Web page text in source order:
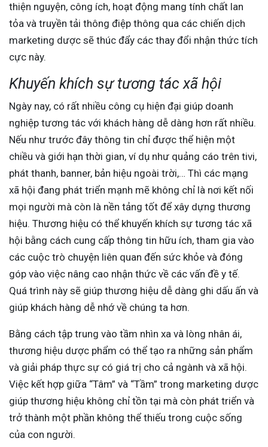
thiện nguyện, công ích, hoạt động mang tính chất lan
tỏa và truyền tải thông điệp thông qua các chiến dịch
marketing dược sẽ thúc đẩy các thay đổi nhận thức tích
cực này.
Khuyến khích sự tương tác xã hội
Ngày nay, có rất nhiều công cụ hiện đại giúp doanh
nghiệp tương tác với khách hàng dễ dàng hơn rất nhiều.
Nếu như trước đây thông tin chỉ được thể hiện một
chiều và giới hạn thời gian, ví dụ như quảng cáo trên tivi,
phát thanh, banner, bản hiệu ngoài trời,… Thì các mạng
xã hội đang phát triển mạnh mẽ không chỉ là nơi kết nối
mọi người mà còn là nền tảng tốt để xây dựng thương
hiệu. Thương hiệu có thể khuyến khích sự tương tác xã
hội bằng cách cung cấp thông tin hữu ích, tham gia vào
các cuộc trò chuyện liên quan đến sức khỏe và đóng
góp vào việc nâng cao nhận thức về các vấn đề y tế.
Quá trình này sẽ giúp thương hiệu dễ dàng ghi dấu ấn và
giúp khách hàng dễ nhớ về chúng ta hơn.
Bằng cách tập trung vào tầm nhìn xa và lòng nhân ái,
thương hiệu dược phẩm có thể tạo ra những sản phẩm
và giải pháp thực sự có giá trị cho cả ngành và xã hội.
Việc kết hợp giữa “Tâm” và “Tầm” trong marketing dược
giúp thương hiệu không chỉ tồn tại mà còn phát triển và
trở thành một phần không thể thiếu trong cuộc sống
của con người.